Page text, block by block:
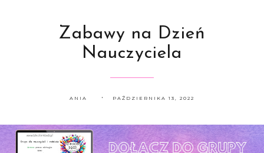
Zabawy na Dzień
Nauczyciela
ANIA PAŹDZIERNIKA 13, 2022